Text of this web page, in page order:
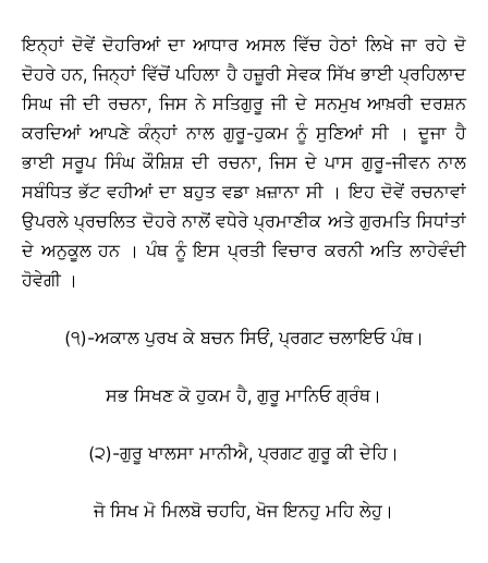
ਇਨ੍ਹਾਂ ਦੋਵੇਂ ਦੋਹਰਿਆਂ ਦਾ ਆਧਾਰ ਅਸਲ ਵਿੱਚ ਹੇਠਾਂ ਲਿਖੇ ਜਾ ਰਹੇ ਦੋ
ਦੋਹਰੇ ਹਨ, ਜਿਨ੍ਹਾਂ ਵਿੱਚੋਂ ਪਹਿਲਾ ਹੈ ਹਜ਼ੂਰੀ ਸੇਵਕ ਸਿੱਖ ਭਾਈ ਪ੍ਰਹਿਲਾਦ
ਸਿਘ ਜੀ ਦੀ ਰਚਨਾ, ਜਿਸ ਨੇ ਸਤਿਗੁਰੂ ਜੀ ਦੇ ਸਨਮੁਖ ਆਖ਼ਰੀ ਦਰਸ਼ਨ
ਕਰਦਿਆਂ ਆਪਣੇ ਕੰਨ੍ਹਾਂ ਨਾਲ ਗੁਰੂ-ਹੁਕਮ ਨੂੰ ਸੁਣਿਆਂ ਸੀ । ਦੂਜਾ ਹੈ
ਭਾਈ ਸਰੂਪ ਸਿੰਘ ਕੌਸ਼ਿਸ਼ ਦੀ ਰਚਨਾ, ਜਿਸ ਦੇ ਪਾਸ ਗੁਰੂ-ਜੀਵਨ ਨਾਲ
ਸਬੰਧਿਤ ਭੱਟ ਵਹੀਆਂ ਦਾ ਬਹੁਤ ਵਡਾ ਖ਼ਜ਼ਾਨਾ ਸੀ । ਇਹ ਦੋਵੇਂ ਰਚਨਾਵਾਂ
ਉਪਰਲੇ ਪ੍ਰਚਲਿਤ ਦੋਹਰੇ ਨਾਲੋਂ ਵਧੇਰੇ ਪ੍ਰਮਾਣੀਕ ਅਤੇ ਗੁਰਮਤਿ ਸਿਧਾਂਤਾਂ
ਦੇ ਅਨੁਕੂਲ ਹਨ । ਪੰਥ ਨੂੰ ਇਸ ਪ੍ਰਤੀ ਵਿਚਾਰ ਕਰਨੀ ਅਤਿ ਲਾਹੇਵੰਦੀ
ਹੋਵੇਗੀ ।
(੧)-ਅਕਾਲ ਪੁਰਖ ਕੇ ਬਚਨ ਸਿਓਂ, ਪ੍ਰਗਟ ਚਲਾਇਓ ਪੰਥ।
ਸਭ ਸਿਖਣ ਕੋ ਹੁਕਮ ਹੈ, ਗੁਰੂ ਮਾਨਿਓ ਗ੍ਰੰਥ।
(੨)-ਗੁਰੂ ਖਾਲਸਾ ਮਾਨੀਐ, ਪ੍ਰਗਟ ਗੁਰੂ ਕੀ ਦੇਹਿ।
ਜੋ ਸਿਖ ਮੋ ਮਿਲਬੋ ਚਹਹਿ, ਖੋਜ ਇਨਹੁ ਮਹਿ ਲੇਹੁ।